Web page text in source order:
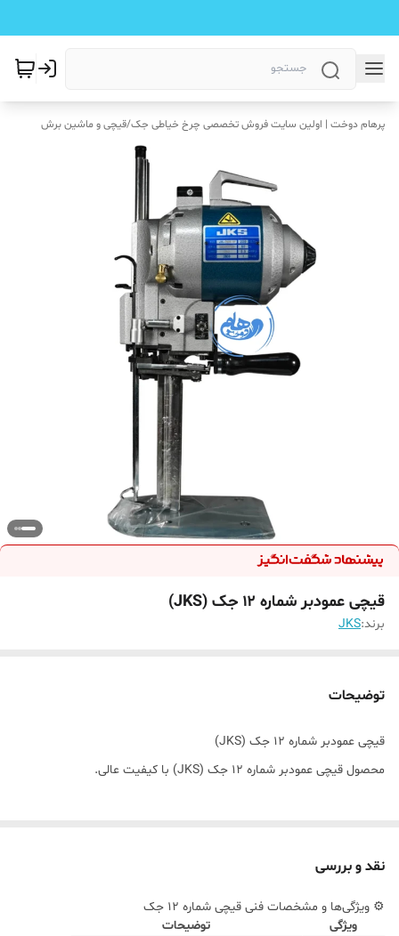
پرهام دوخت | اولین سایت فروش تخصصی چرخ خیاطی جک/قیچی و ماشین برش
قیچی عمودبر شماره ۱۲ جک (JKS)
برند:JKS
توضیحات
قیچی عمودبر شماره ۱۲ جک (JKS)
محصول قیچی عمودبر شماره ۱۲ جک (JKS) با کیفیت عالی.
نقد و بررسی
⚙️ ویژگی‌ها و مشخصات فنی قیچی شماره ۱۲ جک
ویژگی
توضیحات